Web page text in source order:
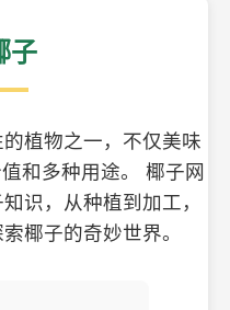
子
植物之一，不仅美味
和多种用途。 椰子网
识，从种植到加工，
椰子的奇妙世界。